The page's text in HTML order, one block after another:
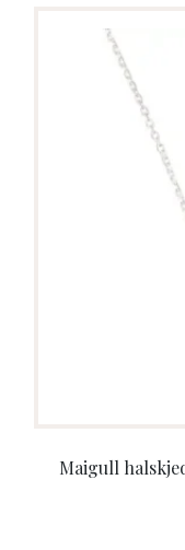
Maigull